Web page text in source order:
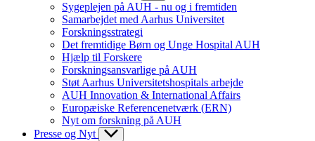
Sygeplejen på AUH - nu og i fremtiden
Samarbejdet med Aarhus Universitet
Forskningsstrategi
Det fremtidige Børn og Unge Hospital AUH
Hjælp til Forskere
Forskningsansvarlige på AUH
Støt Aarhus Universitetshospitals arbejde
AUH Innovation & International Affairs
Europæiske Referencenetværk (ERN)
Nyt om forskning på AUH
Presse og Nyt